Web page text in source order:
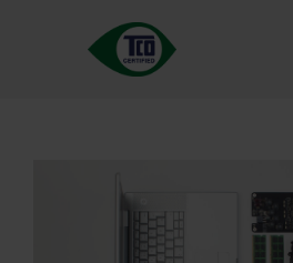
如何使用
路线图